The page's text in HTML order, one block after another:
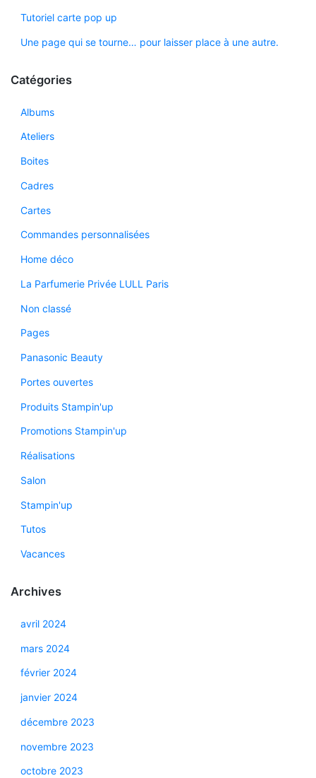
Tutoriel carte pop up
Une page qui se tourne… pour laisser place à une autre.
Catégories
Albums
Ateliers
Boites
Cadres
Cartes
Commandes personnalisées
Home déco
La Parfumerie Privée LULL Paris
Non classé
Pages
Panasonic Beauty
Portes ouvertes
Produits Stampin'up
Promotions Stampin'up
Réalisations
Salon
Stampin'up
Tutos
Vacances
Archives
avril 2024
mars 2024
février 2024
janvier 2024
décembre 2023
novembre 2023
octobre 2023